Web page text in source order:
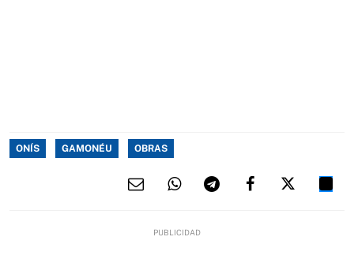
ONÍS GAMONÉU OBRAS